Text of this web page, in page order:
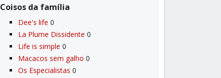
Coisos da famí­lia
Dee's life 0
La Plume Dissidente 0
Life is simple 0
Macacos sem galho 0
Os Especialistas 0